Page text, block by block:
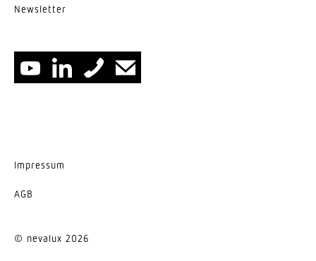
News­letter
Impressum
AGB
© nevalux 2026